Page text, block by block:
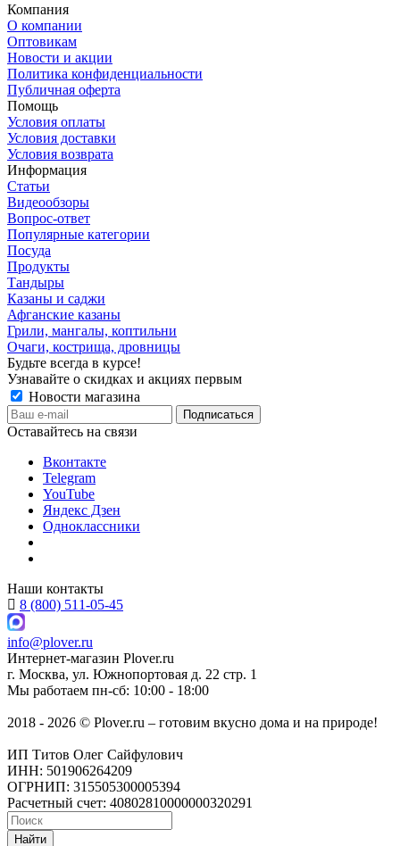
Компания
О компании
Оптовикам
Новости и акции
Политика конфиденциальности
Публичная оферта
Помощь
Условия оплаты
Условия доставки
Условия возврата
Информация
Статьи
Видеообзоры
Вопрос-ответ
Популярные категории
Посуда
Продукты
Тандыры
Казаны и саджи
Афганские казаны
Грили, мангалы, коптильни
Очаги, кострища, дровницы
Будьте всегда в курсе!
Узнавайте о скидках и акциях первым
Новости магазина
Оставайтесь на связи
Вконтакте
Telegram
YouTube
Яндекс Дзен
Одноклассники
Наши контакты
8 (800) 511-05-45
info@plover.ru
Интернет-магазин Plover.ru
г. Москва, ул. Южнопортовая д. 22 стр. 1
Мы работаем пн-сб: 10:00 - 18:00
2018 - 2026 © Plover.ru – готовим вкусно дома и на природе!
ИП Титов Олег Сайфулович
ИНН: 501906264209
ОГРНИП: 315505300005394
Расчетный счет: 40802810000000320291
Найти